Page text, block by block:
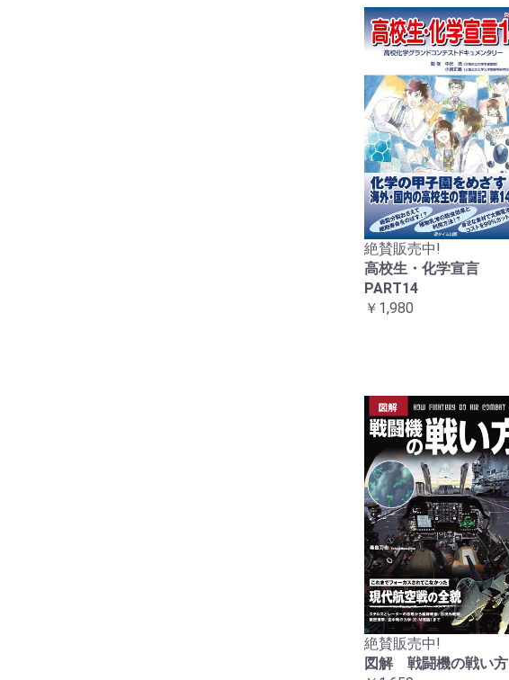
絶賛販売中!
高校生・化学宣言
PART14
￥1,980
絶賛販売中!
図解 戦闘機の戦い方